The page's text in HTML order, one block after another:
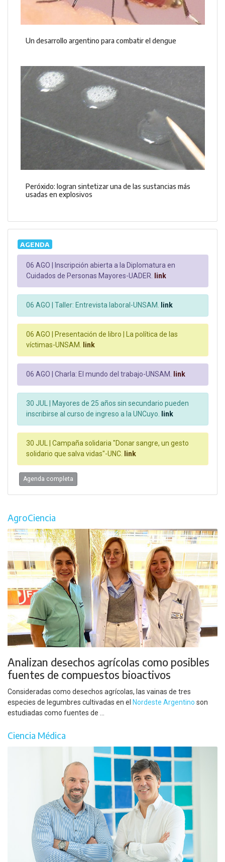
Un desarrollo argentino para combatir el dengue
Peróxido: logran sintetizar una de las sustancias más
usadas en explosivos
AGENDA
06 AGO |
Inscripción abierta a la Diplomatura en
Cuidados de Personas Mayores-UADER. link
06 AGO | Taller: Entrevista laboral-UNSAM. link
06 AGO |
Presentación de libro | La política de las
víctimas-UNSAM. link
06 AGO | Charla: El mundo del trabajo-UNSAM. link
30 JUL |
Mayores de 25 años sin secundario pueden
inscribirse al curso de ingreso a la UNCuyo. link
30 JUL | Campaña solidaria "Donar sangre, un gesto
solidario que salva vidas"-UNC. link
Agenda completa
AgroCiencia
Analizan desechos agrícolas como posibles
fuentes de compuestos bioactivos
Consideradas como desechos agrícolas, las vainas de tres
especies de legumbres cultivadas en el Nordeste Argentino son
estudiadas como fuentes de ...
Ciencia Médica